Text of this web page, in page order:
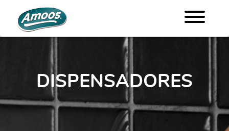
DISPENSADORES